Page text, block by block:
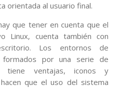
orientada al usuario final.
que tener en cuenta que el
Linux, cuenta también con
Los entornos de
por una serie de
tiene ventajas, iconos y
que el uso del sistema